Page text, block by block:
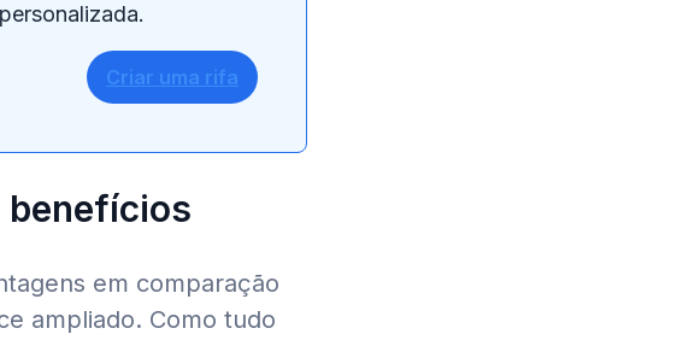
Criar uma rifa
em comparação
ampliado. Como tudo